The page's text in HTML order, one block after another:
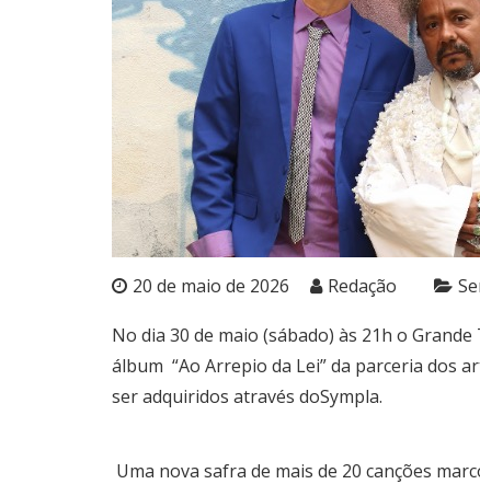
20 de maio de 2026 Redação
No dia 30 de maio (sábado) às 21h o
álbum “Ao Arrepio da Lei” da parceria dos
ser adquiridos através doSympla.
Uma nova safra de mais de 20 canções